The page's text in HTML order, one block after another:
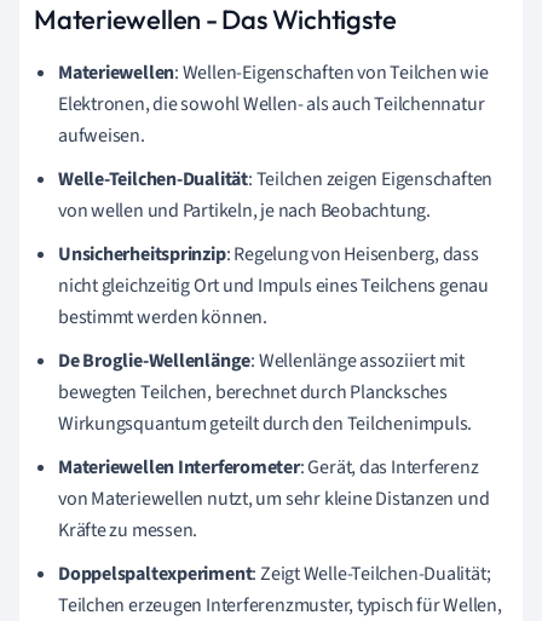
Materiewellen - Das Wichtigste
Materiewellen: Wellen-Eigenschaften von Teilchen wie
Elektronen, die sowohl Wellen- als auch Teilchennatur
aufweisen.
Welle-Teilchen-Dualität: Teilchen zeigen Eigenschaften
von wellen und Partikeln, je nach Beobachtung.
Unsicherheitsprinzip: Regelung von Heisenberg, dass
nicht gleichzeitig Ort und Impuls eines Teilchens genau
bestimmt werden können.
De Broglie-Wellenlänge: Wellenlänge assoziiert mit
bewegten Teilchen, berechnet durch Plancksches
Wirkungsquantum geteilt durch den Teilchenimpuls.
Materiewellen Interferometer: Gerät, das Interferenz
von Materiewellen nutzt, um sehr kleine Distanzen und
Kräfte zu messen.
Doppelspaltexperiment: Zeigt Welle-Teilchen-Dualität;
Teilchen erzeugen Interferenzmuster, typisch für Wellen,